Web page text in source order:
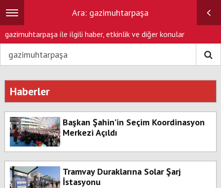
Toggle
navigation
Ara: gazimuhtarpaşa
gazimuhtarpaşa ile ilgili haber, etkinlik ve diğer konular
Haberler
Başkan Şahin’in Seçim Koordinasyon
Merkezi Açıldı
Tramvay Duraklarına Solar Şarj
İstasyonu